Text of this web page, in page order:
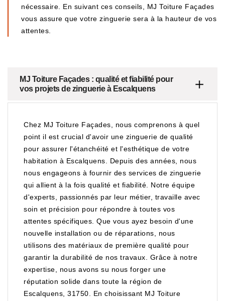
nécessaire. En suivant ces conseils, MJ Toiture Façades
vous assure que votre zinguerie sera à la hauteur de vos
attentes.
MJ Toiture Façades : qualité et fiabilité pour
vos projets de zinguerie à Escalquens
Chez MJ Toiture Façades, nous comprenons à quel
point il est crucial d'avoir une zinguerie de qualité
pour assurer l'étanchéité et l'esthétique de votre
habitation à Escalquens. Depuis des années, nous
nous engageons à fournir des services de zinguerie
qui allient à la fois qualité et fiabilité. Notre équipe
d'experts, passionnés par leur métier, travaille avec
soin et précision pour répondre à toutes vos
attentes spécifiques. Que vous ayez besoin d'une
nouvelle installation ou de réparations, nous
utilisons des matériaux de première qualité pour
garantir la durabilité de nos travaux. Grâce à notre
expertise, nous avons su nous forger une
réputation solide dans toute la région de
Escalquens, 31750. En choisissant MJ Toiture